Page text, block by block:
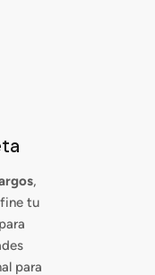
,
tu
para